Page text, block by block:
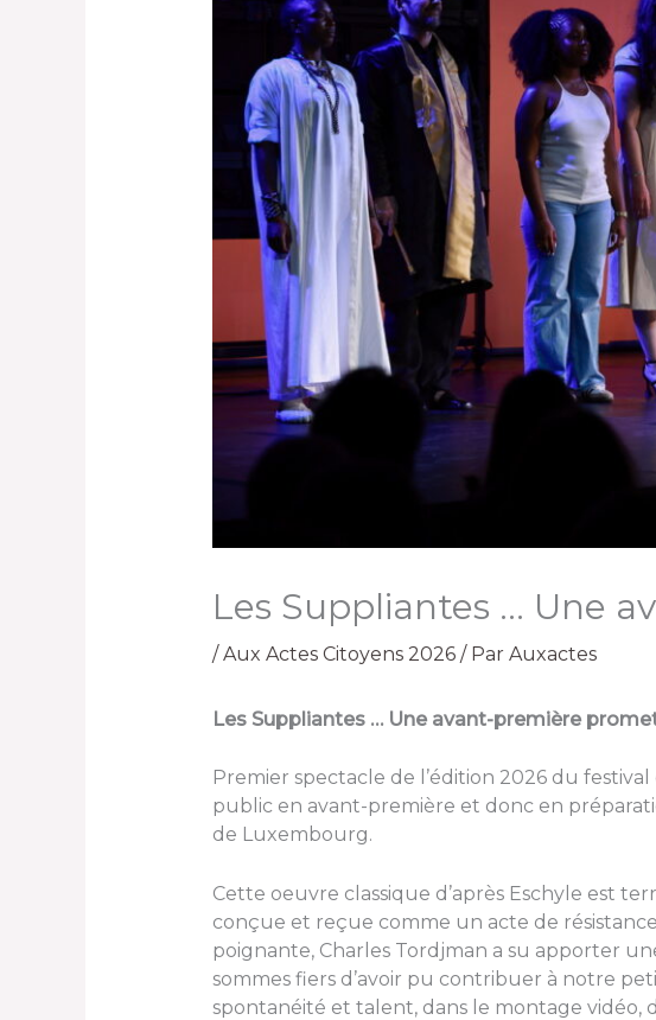
Les Suppliantes … Une
/Aux Actes Citoyens 2026/ Par Auxactes
Les Suppliantes … Une avant-première
Premier spectacle de l’édition 2026 du festival
public en avant-première et donc en
de Luxembourg.
Cette oeuvre classique d’après Eschyle est
conçue et reçue comme un acte de
poignante, Charles Tordjman a su apporter
sommes fiers d’avoir pu contribuer à notre
spontanéité et talent, dans le montage